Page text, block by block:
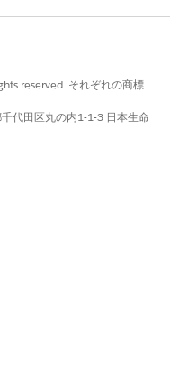
ります。
reserved. それぞれの商標
代田区丸の内1-1-3 日本生命